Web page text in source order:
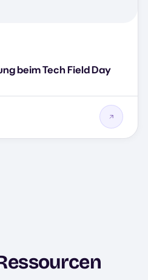
beim Tech Field Day